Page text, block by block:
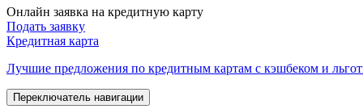
Онлайн заявка на кредитную карту
Подать заявку
Кредитная карта
Лучшие предложения по кредитным картам с кэшбеком и
Переключатель навигации